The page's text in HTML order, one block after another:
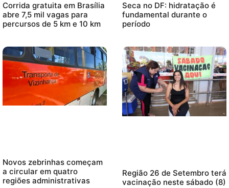
Corrida gratuita em Brasília
abre 7,5 mil vagas para
percursos de 5 km e 10 km
Seca no DF: hidratação é
fundamental durante o
período
Novos zebrinhas começam
a circular em quatro
regiões administrativas
Região 26 de Setembro terá
vacinação neste sábado (8)